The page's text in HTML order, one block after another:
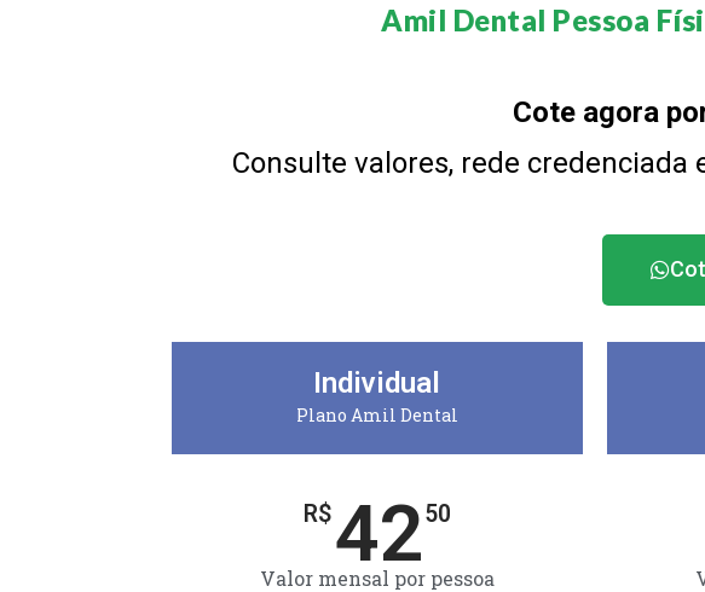
Amil Dental Pessoa
Cote agora
Consulte valores, rede
Individual
Plano Amil Dental
R$4250
Valor mensal por pessoa